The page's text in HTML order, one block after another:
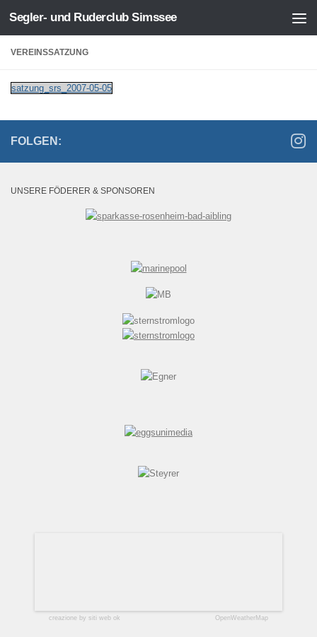
Zum Inhalt springen
Segler- und Ruderclub Simssee
VEREINSSATZUNG
satzung_srs_2007-05-05
FOLGEN:
UNSERE FÖDERER & SPONSOREN
creazione by siti web ok OpenWeatherMap